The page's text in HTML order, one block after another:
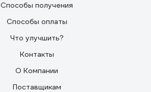
Способы получения
Способы оплаты
Что улучшить?
Контакты
О Компании
Поставщикам